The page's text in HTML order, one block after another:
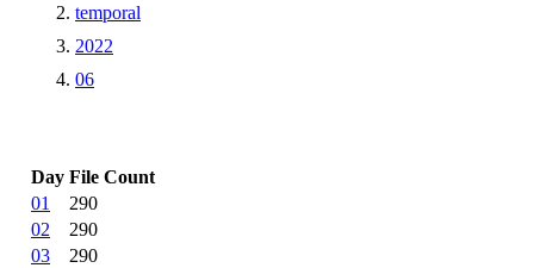
temporal
2022
06
Day File Count
01
290
02
290
03
290